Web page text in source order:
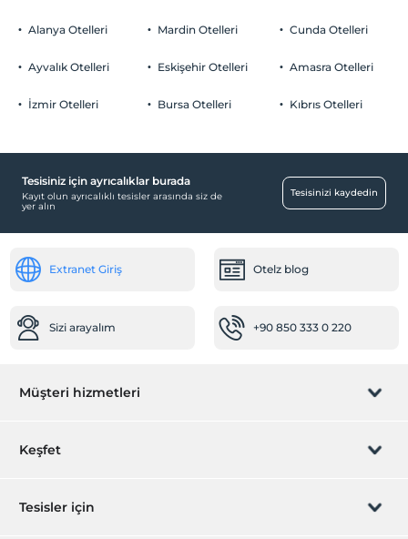
Alanya Otelleri
Ayvalık Otelleri
İzmir Otelleri
Mardin Otelleri
Eskişehir Otelleri
Bursa Otelleri
Cunda Otelleri
Amasra Otelleri
Kıbrıs Otelleri
Tesisiniz için ayrıcalıklar burada
Kayıt olun ayrıcalıklı tesisler arasında siz de
yer alın
Tesisinizi kaydedin
Extranet Giriş Otelz blog
Sizi arayalım +90 850 333 0 220
Müşteri hizmetleri
Rezervasyon yönet
Keşfet
Hediye Kart
Tesisler için